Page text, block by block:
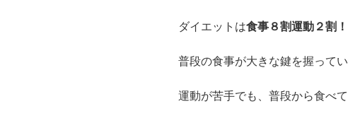
ダイエットは食事８割運動２割！
普段の食事が大きな鍵を握ってい
運動が苦手でも、普段から食べ